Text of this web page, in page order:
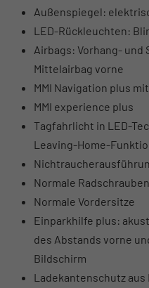
Außenspiegel:
LED-Rückleuchten:
Airbags: Vorhang- und
Mittelairbag vorne
MMI Navigation plus
MMI experience plus
Tagfahrlicht in LED-
Leaving-Home-
Normale Radschrauben
Normale Vordersitze
Einparkhilfe plus:
des Abstands vorne
Bildschirm
Ladekantenschutz